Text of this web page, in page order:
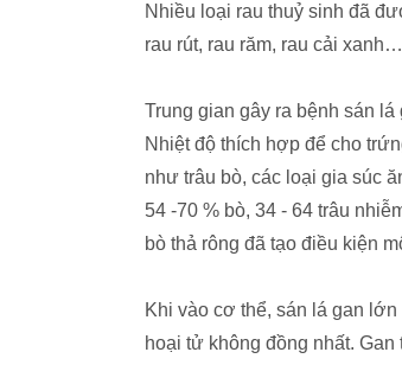
Nhiều loại rau thuỷ sinh đã
rau rút, rau răm, rau cải xanh…
Trung gian gây ra bệnh sán
Nhiệt độ thích hợp để cho
như trâu bò, các loại gia súc
54 -70 % bò, 34 - 64 trâu
bò thả rông đã tạo điều kiện
Khi vào cơ thể, sán lá gan
hoại tử không đồng nhất.